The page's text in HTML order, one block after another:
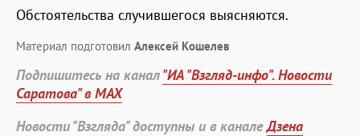
Обстоятельства случившегося выясняются.
Материал подготовил Алексей Кошелев
Подпишитесь на канал"ИА "Взгляд-инфо". Новости
Саратова" в MAX
Новости "Взгляда" доступны и в каналеДзена